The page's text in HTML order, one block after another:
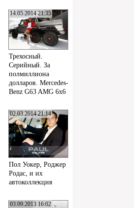
14.05.2014 21:35
Трехосный.
Серийный. За
полмиллиона
долларов. Mercedes-
Benz G63 AMG 6x6
02.03.2014 21:14
Пол Уокер, Роджер
Родас, и их
автоколлекция
03.09.2013 16:02